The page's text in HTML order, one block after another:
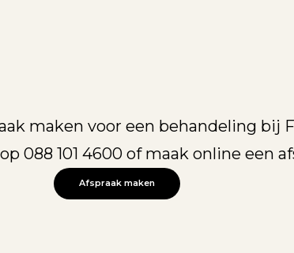
maken voor een behandeling bij
088 101 4600 of maak online een
Afspraak maken